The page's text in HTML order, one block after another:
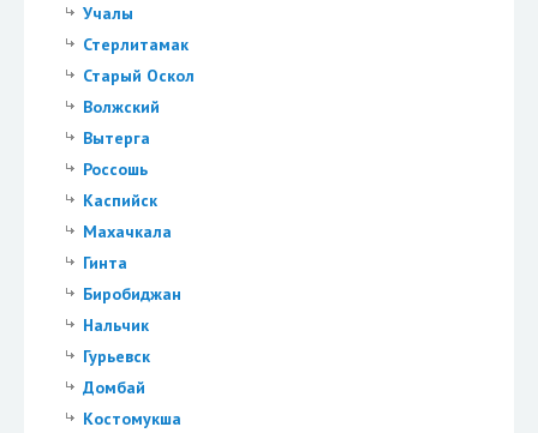
Учалы
Стерлитамак
Старый Оскол
Волжский
Вытерга
Россошь
Каспийск
Махачкала
Гинта
Биробиджан
Нальчик
Гурьевск
Домбай
Костомукша